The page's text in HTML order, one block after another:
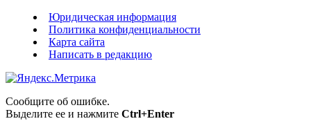
Юридическая информация
Политика конфиденциальности
Карта сайта
Написать в редакцию
Сообщите об ошибке.
Выделите ее и нажмите Ctrl+Enter